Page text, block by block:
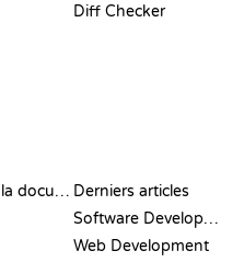
Diff Checker
Voir toute la documentation Derniers articles
Software Development
Web Development